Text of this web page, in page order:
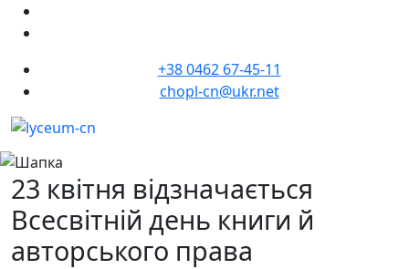
+38 0462 67-45-11
chopl-cn@ukr.net
23 квітня відзначається
Всесвітній день книги й
авторського права